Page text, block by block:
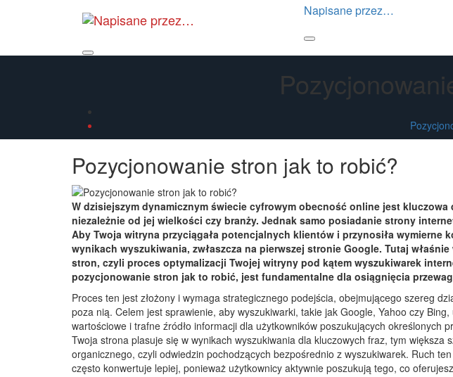
Napisane przez…
Primary
Pozycjonowanie stron jak to robić?
W dzisiejszym dynamicznym świecie cyfrowym obecność online jest kluczowa
niezależnie od jej wielkości czy branży. Jednak samo posiadanie strony
Aby Twoja witryna przyciągała potencjalnych klientów i przynosiła wymierne
wynikach wyszukiwania, zwłaszcza na pierwszej stronie Google. Tutaj
stron, czyli proces optymalizacji Twojej witryny pod kątem wyszukiwarek
pozycjonowanie stron jak to robić, jest fundamentalne dla osiągnięcia
Proces ten jest złożony i wymaga strategicznego podejścia, obejmującego szereg
poza nią. Celem jest sprawienie, aby wyszukiwarki, takie jak Google, Yahoo czy Bing,
wartościowe i trafne źródło informacji dla użytkowników poszukujących określonych
Twoja strona plasuje się w wynikach wyszukiwania dla kluczowych fraz, tym większa
organicznego, czyli odwiedzin pochodzących bezpośrednio z wyszukiwarek. Ruch
często konwertuje lepiej, ponieważ użytkownicy aktywnie poszukują tego, co